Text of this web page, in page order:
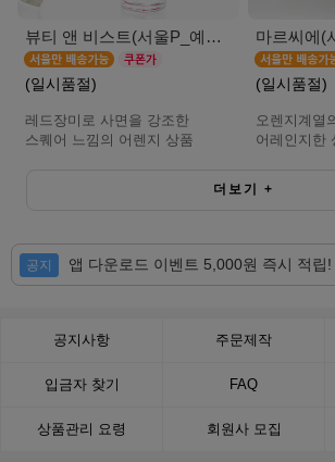
뷰티 앤 비스트(서울P_예약배송)
(일시품절)
레드장미로 사면을 강조한
스퀘어 느낌의 어렌지 상품
마르씨에(
(일시품절)
오렌지계열
어레인지한
더보기 +
공지 앱 다운로드 이벤트 5,000원 즉시 적립!
공지사항 주문제작
입금자 찾기 FAQ
상품관리 요령 회원사 모집